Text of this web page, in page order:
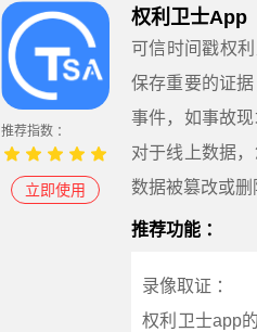
推荐指数 ：
立即使用
权利卫士App
可信时间戳权
保存重要的证
事件，如事故
对于线上数据
数据被篡改或删
推荐功能 ：
录像取证 ：
权利卫士app